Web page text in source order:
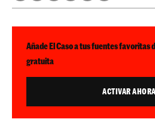
Añade El Caso a tus fuentes favoritas
gratuita
ACTIVAR